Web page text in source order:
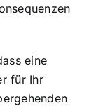
eine
für Ihr